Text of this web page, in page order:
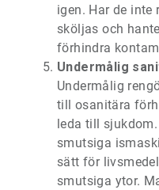
igen. Har de inte
sköljas och
förhindra
Undermålig
Undermålig
till osanitära
leda till
smutsiga
sätt för
smutsiga ytor.